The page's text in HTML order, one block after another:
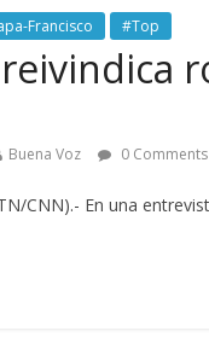
Francisco #Top
Buena Voz 0 Comments
CNN).- En una